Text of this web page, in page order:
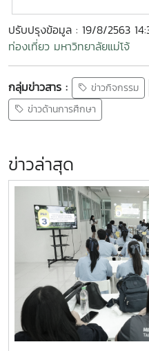
ปรับปรุงข้อมูล : 19/8/2563
ท่องเที่ยว มหาวิทยาลัยแม่โจ้
กลุ่มข่าวสาร : ข่าวกิจกรรม
ข่าวด้านการศึกษา
ข่าวล่าสุด